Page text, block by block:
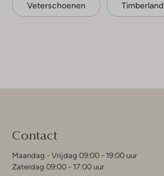
Veterschoenen Timberland
Contact
Maandag - Vrijdag 09:00 - 19:00 uur
Zaterdag 09:00 - 17:00 uur